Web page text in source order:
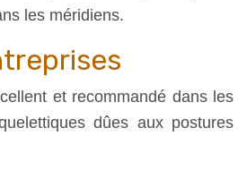
les méridiens.
et recommandé dans les
dûes aux postures